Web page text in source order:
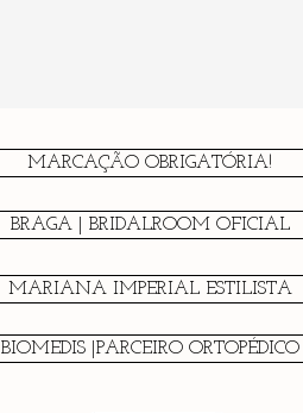
MARCAÇÃO OBRIGATÓRIA!
BRAGA | BRIDALROOM OFICIAL
MARIANA IMPERIAL ESTILISTA
BIOMEDIS |PARCEIRO ORTOPÉDICO